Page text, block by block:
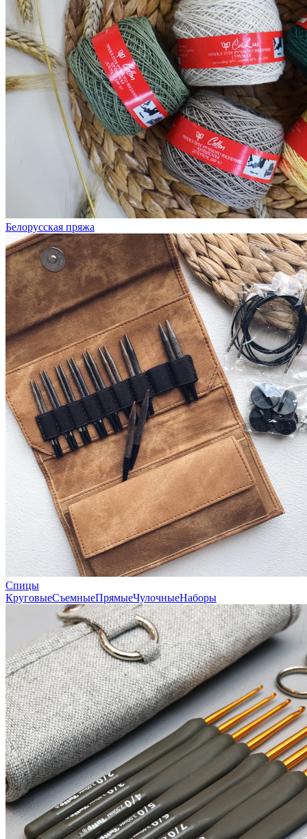
Белорусская пряжа
Спицы
КруговыеСъемныеПрямыеЧулочныеНаборы